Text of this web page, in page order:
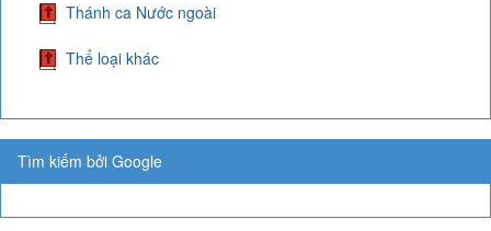
Thánh ca Nước ngoài
Thể loại khác
Tìm kiếm bởi Google